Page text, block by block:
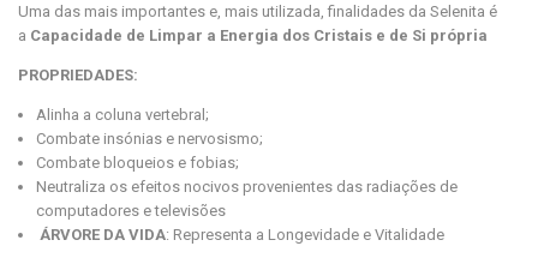
Uma das mais importantes e, mais utilizada, finalidades da Selenita é
a Capacidade de Limpar a Energia dos Cristais e de Si própria
PROPRIEDADES:
Alinha a coluna vertebral;
Combate insónias e nervosismo;
Combate bloqueios e fobias;
Neutraliza os efeitos nocivos provenientes das radiações de
computadores e televisões
ÁRVORE DA VIDA: Representa a Longevidade e Vitalidade